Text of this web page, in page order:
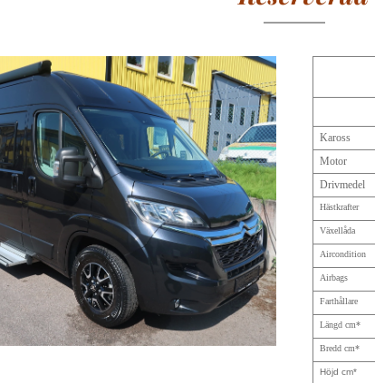
Kaross
Motor
Drivmedel
Hästkrafter
Växellåda
Aircondition
Airbags
Farthållare
Längd cm*
Bredd cm*
Höjd cm*